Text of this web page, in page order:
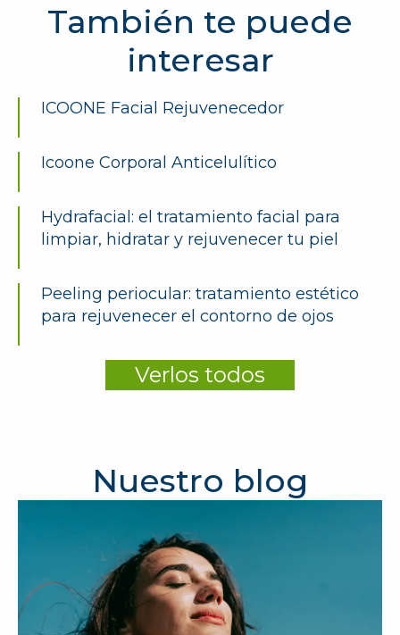
También te puede
interesar
ICOONE Facial Rejuvenecedor
Icoone Corporal Anticelulítico
Hydrafacial: el tratamiento facial para
limpiar, hidratar y rejuvenecer tu piel
Peeling periocular: tratamiento estético
para rejuvenecer el contorno de ojos
Verlos todos
Nuestro blog